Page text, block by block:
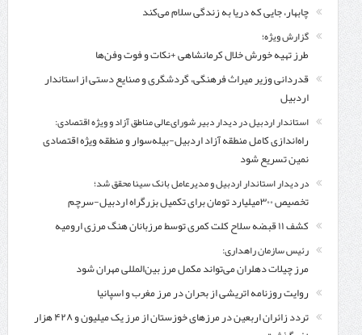
چابهار، جایی که دریا به زندگی سلام می‌کند
گزارش ویژه؛
طرز تهیه خورش خلال کرمانشاهی +نکات و فوت وفن‌ها
قدردانی وزیر میراث فرهنگی، گردشگری و صنایع دستی از استاندار
اردبیل
استاندار اردبیل در دیدار دبیر شورای‌عالی مناطق آزاد و ویژه اقتصادی:
راه‌اندازی کامل منطقه آزاد اردبیل-بیله‌سوار و منطقه ویژه اقتصادی
نمین تسریع شود
در دیدار استاندار اردبیل و مدیرعامل بانک سینا محقق شد؛
تخصیص ۳۰۰میلیارد تومان برای تکمیل بزرگراه اردبیل-سرچم
کشف ۱۱ قبضه سلاح کلت کمری توسط مرزبانان هنگ مرزی ارومیه
رئیس سازمان راهداری:
مرز چیلات دهلران می‌تواند مکمل مرز بین‌المللی مهران شود
روایت روزنامه اتریشی از بحران در مرز مغرب و اسپانیا
تردد زائران اربعین در مرزهای خوزستان از مرز یک میلیون و ۴۲۸ هزار